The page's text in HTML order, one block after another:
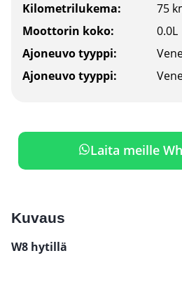
Kilometrilukema:
75
Moottorin koko:
0.0L
Ajoneuvo tyyppi:
Ajoneuvo tyyppi:
Laita meille
Kuvaus
W8 hytillä